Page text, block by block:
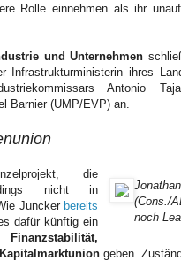
Rolle einnehmen als ihr
und Unternehmen
Infrastrukturministerin ihres
Antonio
Barnier (UMP/EVP) an.
(Cons./
noch
die
nicht in
Juncker bereits
dafür künftig ein
Finanzstabilität,
geben.